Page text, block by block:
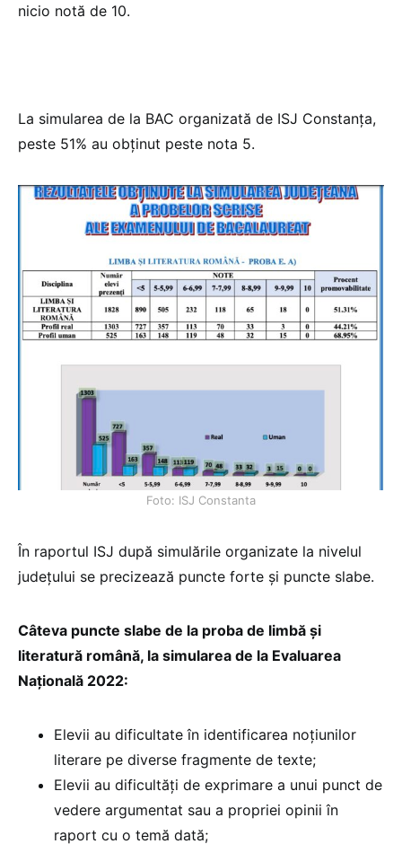
nicio notă de 10.
La simularea de la BAC organizată de ISJ Constanța,
peste 51% au obținut peste nota 5.
Foto: ISJ Constanta
În raportul ISJ după simulările organizate la nivelul
județului se precizează puncte forte și puncte slabe.
Câteva puncte slabe de la proba de limbă și
literatură română, la simularea de la Evaluarea
Națională 2022:
Elevii au dificultate în identificarea noțiunilor
literare pe diverse fragmente de texte;
Elevii au dificultăți de exprimare a unui punct de
vedere argumentat sau a propriei opinii în
raport cu o temă dată;